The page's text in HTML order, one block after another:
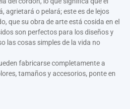
agrietará o pelará; este es de lejos
que su obra de arte está cosida en el
son perfectos para los diseños y
las cosas simples de la vida no
fabricarse completamente a
tamaños y accesorios, ponte en